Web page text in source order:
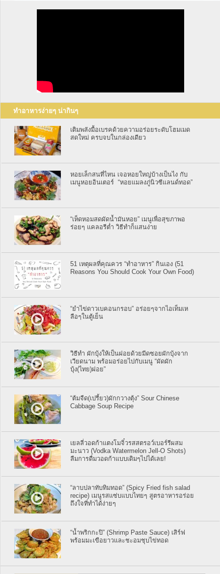
ทำอาหารง่ายๆ น่ากินๆ
เติมพลังมื้อเบรคด้วยความอร่อยระดับโฮมเมด
สดใหม่ ครบจบในกล่องเดียว
หอยเล็กสนที่ไหน เจอหอยใหญ่บ้างเป็นไง กับ
เมนูหอยอินเตอร์ “หอยแมลงภู่นิวซีแลนด์ทอด”
“เห็ดหอมสดผัดน้ำมันหอย” เมนูเพื่อสุขภาพอ
ร่อยๆ แคลอรีต่ำ วิธีทำก็แสนง่าย
51 เหตุผลที่คุณควร “ทำอาหาร” กินเอง (51
Reasons You Should Cook Your Own Food)
“ยำไข่ดาวเบคอนกรอบ” อร่อยๆจากไอเท็มเห
ลือๆในตู้เย็น
วิธีทำ ผักบุ้งให้เป็นฝอยด้วยมีดซอยผักบุ้งจาก
เวียดนาม พร้อมอร่อยไปกับเมนู “ผัดผัก
บุ้ง(ไทย)ฝอย”
“ต้มจืด(เปรี้ยว)ผักกวางตุ้ง” Sour Chinese
Cabbage Soup Recipe
เยลลี่วอดก้าแตงโมจิ๋วรสสตรอว์เบอร์รีผสม
มะนาว (Vodka Watermelon Jell-O Shots)
ลืมการดื่มวอดก้าแบบเดิมๆไปได้เลย!
“ลาบปลาทับทิมทอด” (Spicy Fried fish salad
recipe) เมนูรสแซ่บแบบไทยๆ สูตรอาหารอร่อย
ถึงใจที่ทำได้ง่ายๆ
“น้ำพริกกะปิ” (Shrimp Paste Sauce) เสิร์ฟ
พร้อมมะเขือยาวและชะอมชุบไข่ทอด